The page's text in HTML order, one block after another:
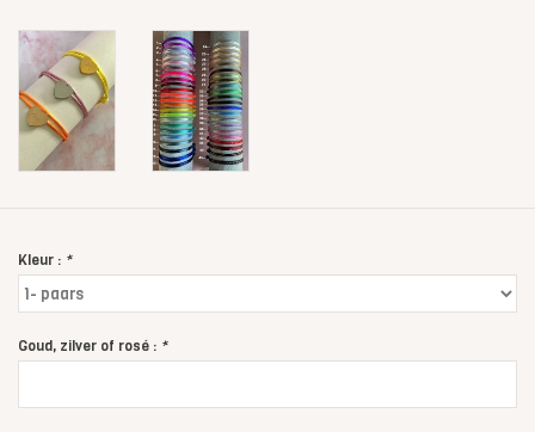
Kleur : *
Goud, zilver of rosé : *